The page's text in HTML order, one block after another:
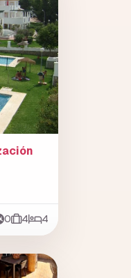
0 4 4